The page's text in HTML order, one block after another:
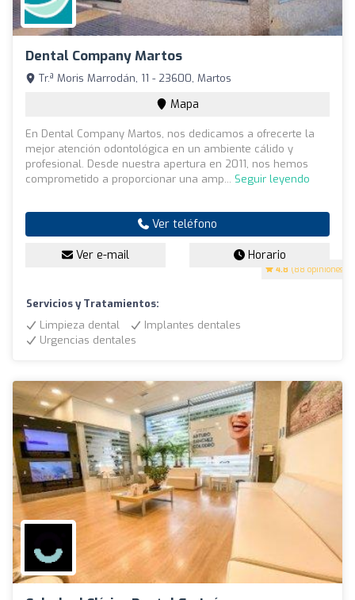
Dental Company Martos
4.8 (88 opiniones)
Tr.ª Moris Marrodán, 11 - 23600, Martos
Mapa
En Dental Company Martos, nos dedicamos a ofrecerte la
mejor atención odontológica en un ambiente cálido y
profesional. Desde nuestra apertura en 2011, nos hemos
comprometido a proporcionar una amp... Seguir leyendo
Ver teléfono
Ver e-mail Horario
Servicios y Tratamientos:
Limpieza dental
Implantes dentales
Urgencias dentales